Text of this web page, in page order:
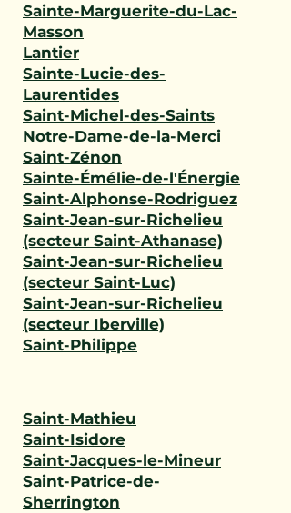
Sainte-Marguerite-du-Lac-
Masson
Lantier
Sainte-Lucie-des-
Laurentides
Saint-Michel-des-Saints
Notre-Dame-de-la-Merci
Saint-Zénon
Sainte-Émélie-de-l'Énergie
Saint-Alphonse-Rodriguez
Saint-Jean-sur-Richelieu
(secteur Saint-Athanase)
Saint-Jean-sur-Richelieu
(secteur Saint-Luc)
Saint-Jean-sur-Richelieu
(secteur Iberville)
Saint-Philippe
Saint-Mathieu
Saint-Isidore
Saint-Jacques-le-Mineur
Saint-Patrice-de-
Sherrington